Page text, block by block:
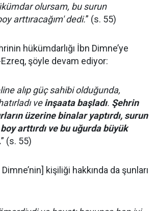
olursam, bu surun
arttıracağım' dedi.” (s. 55)
hükümdarlığı İbn Dimne’ye
şöyle devam ediyor:
alıp güç sahibi olduğunda,
veinşaata başladı. Şehrin
üzerine binalar yaptırdı, surun
arttırdı ve bu uğurda büyük
” (s. 55)
kişiliği hakkında da şunları